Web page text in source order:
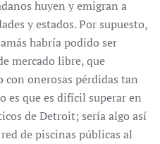
huyen y emigran a
y estados. Por supuesto,
habría podido ser
mercado libre, que
onerosas pérdidas tan
es que es difícil superar en
de Detroit; sería algo así
de piscinas públicas al